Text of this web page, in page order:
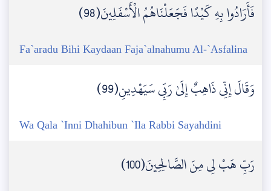
فَأَرَادُوا بِهِ كَيْدًا فَجَعَلْنَاهُمُ الْأَسْفَلِينَ(98)
Fa`aradu Bihi Kaydaan Faja`alnahumu Al-`Asfalina
وَقَالَ إِنِّي ذَاهِبٌ إِلَىٰ رَبِّي سَيَهْدِينِ(99)
Wa Qala `Inni Dhahibun `Ila Rabbi Sayahdini
رَبِّ هَبْ لِي مِنَ الصَّالِحِينَ(100)